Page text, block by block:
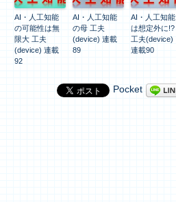
AI・人工知能
の可能性は無
限大 工夫
(device) 連載
92
AI・人工知能
の母 工夫
(device) 連載
89
AI・人工知能
は想定外に!?
工夫(device)
連載90
Pocket